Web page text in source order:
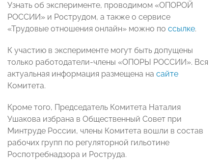
Узнать об эксперименте, проводимом «ОПОРОЙ
РОССИИ» и Рострудом, а также о сервисе
«Трудовые отношения онлайн» можно по ссылке.
К участию в эксперименте могут быть допущены
только работодатели-члены «ОПОРЫ РОССИИ». Вся
актуальная информация размещена на сайте
Комитета.
Кроме того, Председатель Комитета Наталия
Ушакова избрана в Общественный Совет при
Минтруде России, члены Комитета вошли в состав
рабочих групп по регуляторной гильотине
Роспотребнадзора и Роструда.